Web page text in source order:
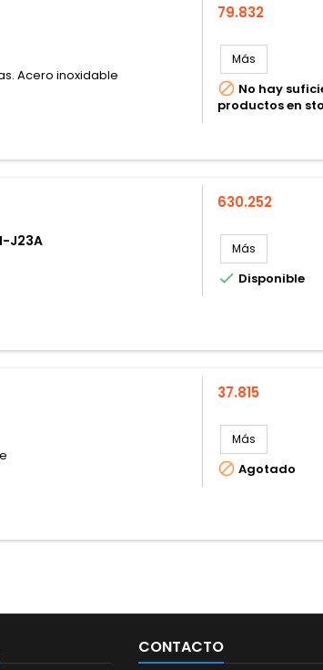
Acero inoxidable
Precio
79.832
Más
 No hay
productos en
J23A
Precio
630.252
Más
 Disponible
Precio
37.815
Más
 Agotado
CONTACTO